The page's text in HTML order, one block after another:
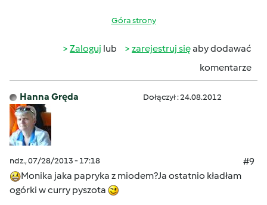
Góra strony
Zaloguj lub zarejestruj sięaby dodawać
komentarze
Hanna Gręda Dołączył : 24.08.2012
ndz., 07/28/2013 - 17:18
#9
Monika jaka papryka z miodem?Ja ostatnio kładłam
ogórki w curry pyszota